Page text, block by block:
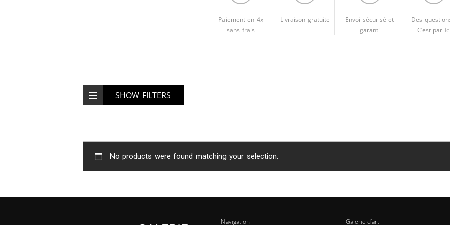
Idan Wizen
Deborah Zuanazzi
Paiement en 4x
sans frais
Livraison gratuite
Envoi sécurisé et
garanti
Des
C’est par ici
SHOW FILTERS
No products were found matching your selection.
Navigation Galerie d’art